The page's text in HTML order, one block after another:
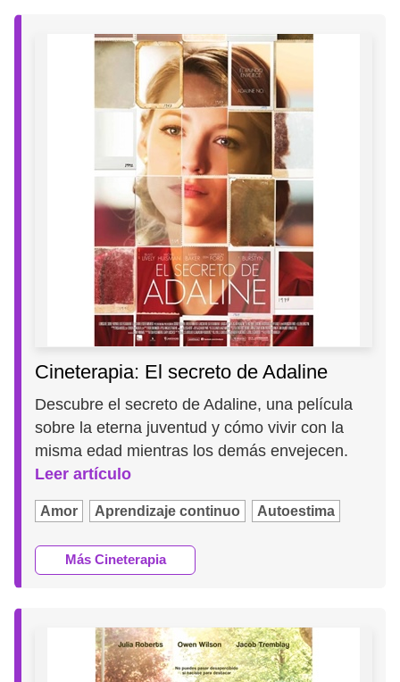
Cineterapia: El secreto de Adaline
Descubre el secreto de Adaline, una película
sobre la eterna juventud y cómo vivir con la
misma edad mientras los demás envejecen.
Leer artículo
Amor Aprendizaje continuo Autoestima
Más Cineterapia